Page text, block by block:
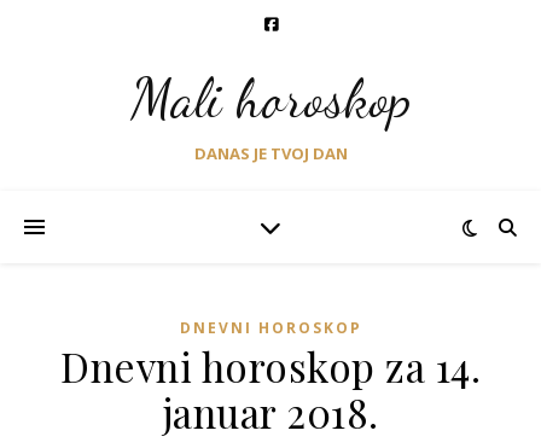
Mali horoskop
DANAS JE TVOJ DAN
DNEVNI HOROSKOP
Dnevni horoskop za 14.
januar 2018.